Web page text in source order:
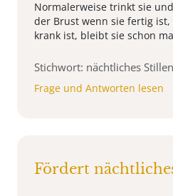
Normalerweise trinkt sie
der Brust wenn sie fertig
krank ist, bleibt sie schon
Stichwort: nächtliches
Frage und Antworten lesen
Fördert